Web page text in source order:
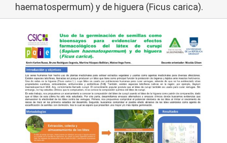
haematospermum) y de higuera (Ficus carica).
imagen
más
grande